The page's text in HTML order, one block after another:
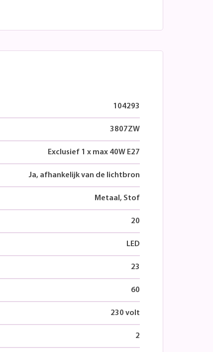
104293
3807ZW
Exclusief 1 x max 40W E27
Ja, afhankelijk van de lichtbron
Metaal, Stof
20
LED
23
60
230 volt
2